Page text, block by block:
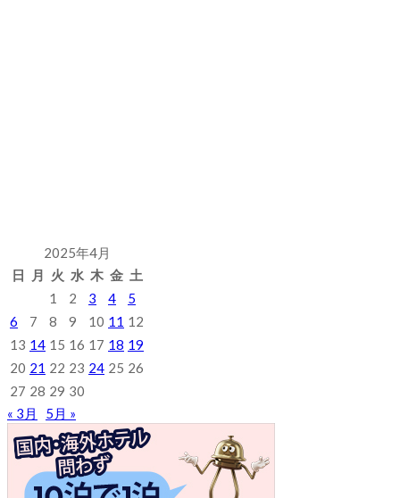
2025年4月
日
月 火 水 木 金 土
1
2 3 4
5
6
7 8 9 10 11 12
13 14 15 16 17 18 19
20 21 22 23 24 25 26
27 28 29 30
« 3月
5月 »